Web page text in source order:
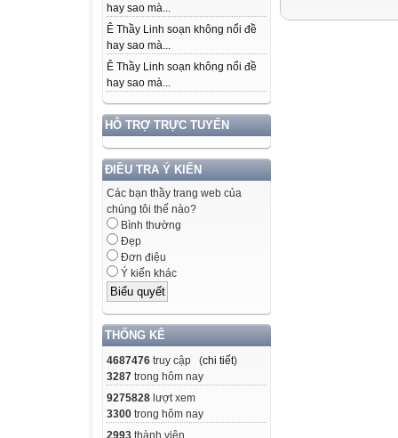
hay sao mà...
Ê Thầy Linh soạn không nổi đề
hay sao mà...
Ê Thầy Linh soạn không nổi đề
hay sao mà...
HỖ TRỢ TRỰC TUYẾN
ĐIỀU TRA Ý KIẾN
Các bạn thầy trang web của
chúng tôi thế nào?
Bình thường
Đẹp
Đơn điệu
Ý kiến khác
THỐNG KÊ
4687476 truy cập (chi tiết)
3287 trong hôm nay
9275828 lượt xem
3300 trong hôm nay
2993 thành viên